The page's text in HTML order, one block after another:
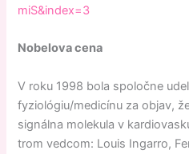
miS&index=3
Nobelova cena
V roku 1998 bola spoločne
fyziológiu/medicínu za objav,
signálna molekula v
trom vedcom: Louis Ingarro,